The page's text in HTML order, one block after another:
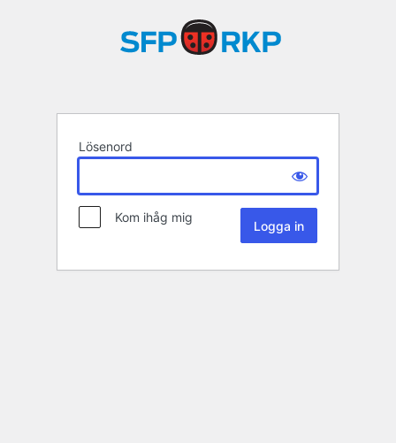
Lösenord
Kom ihåg mig